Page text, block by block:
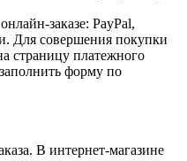
заказе: PayPal,
Для совершения покупки
страницу платежного
форму по
В интернет-магазине